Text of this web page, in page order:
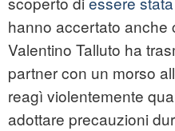
hanno accertato anche
Valentino Talluto ha
partner con un morso
reagì violentemente
adottare precauzioni